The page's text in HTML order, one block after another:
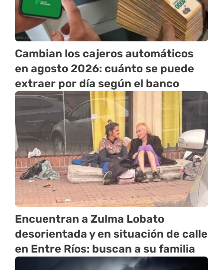
Cambian los cajeros automáticos
en agosto 2026: cuánto se puede
extraer por día según el banco
Encuentran a Zulma Lobato
desorientada y en situación de calle
en Entre Ríos: buscan a su familia